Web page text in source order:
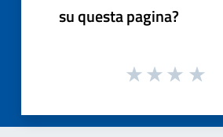
su questa pagina?